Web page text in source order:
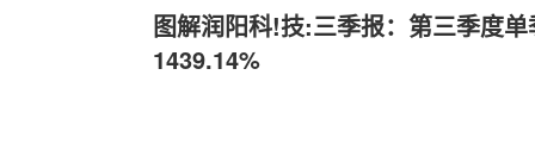
图解润阳科!技:三季报：第三季度
1439.14%